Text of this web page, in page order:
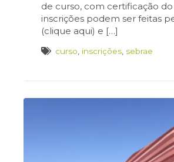
de curso, com certificação do
inscrições podem ser feitas
(clique aqui) e […]
curso inscrições sebrae